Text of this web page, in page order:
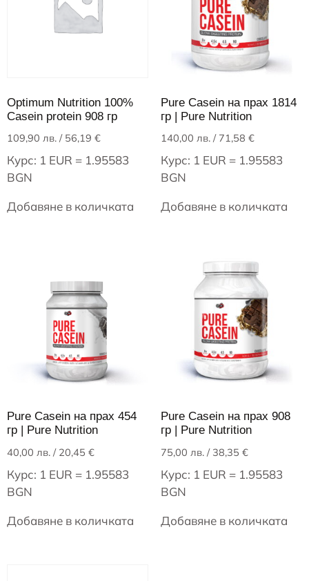
Optimum Nutrition 100%
Casein protein 908 гр
109,90 лв. / 56,19 €
Курс: 1 EUR = 1.95583
BGN
Добавяне в количката
Pure Casein на прах 1814
гр | Pure Nutrition
140,00 лв./ 71,58 €
Курс: 1 EUR = 1.95583
BGN
Добавяне в количката
Pure Casein на прах 454
гр | Pure Nutrition
40,00 лв. / 20,45 €
Курс: 1 EUR = 1.95583
BGN
Добавяне в количката
Pure Casein на прах 908
гр | Pure Nutrition
75,00 лв./ 38,35 €
Курс: 1 EUR = 1.95583
BGN
Добавяне в количката